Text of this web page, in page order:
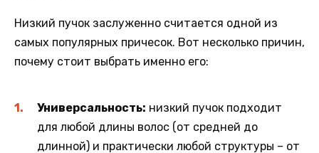
Низкий пучок заслуженно считается одной из
самых популярных причесок. Вот несколько причин,
почему стоит выбрать именно его:
Универсальность: низкий пучок подходит
для любой длины волос (от средней до
длинной) и практически любой структуры – от